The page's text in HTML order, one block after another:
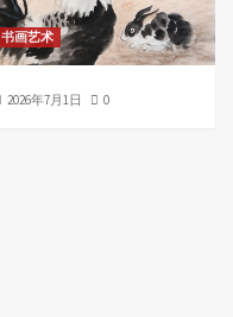
书画艺术
2026年7月1日 0